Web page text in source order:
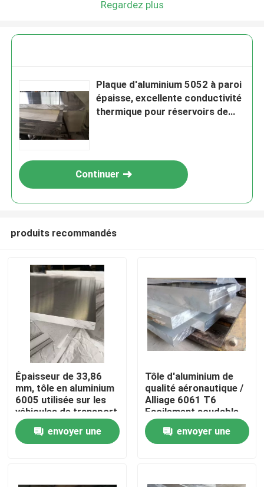
Maison
Regardez plus
Plaque d'aluminium 5052 à paroi
épaisse, excellente conductivité
thermique pour réservoirs de
Continuer
produits recommandés
Épaisseur de 33,86
mm, tôle en aluminium
6005 utilisée sur les
véhicules de transport
envoyer une
Tôle d'aluminium de
qualité aéronautique /
Alliage 6061 T6
Facilement soudable
envoyer une